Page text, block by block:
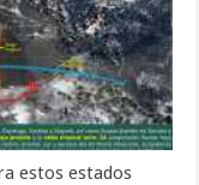
estos estados